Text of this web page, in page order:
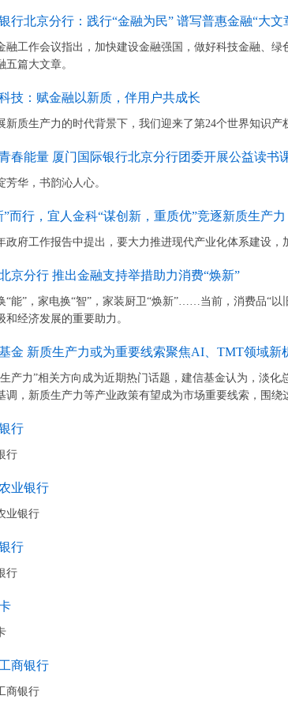
行北京分行：践行“金融为民” 谱写普惠金融“大文
融工作会议指出，加快建设金融强国，做好科技金融、绿
五篇大文章。
技：赋金融以新质，伴用户共成长
新质生产力的时代背景下，我们迎来了第24个世界知识产
春能量 厦门国际银行北京分行团委开展公益读书
芳华，书韵沁人心。
”而行，宜人金科“谋创新，重质优”竞逐新质生产力
政府工作报告中提出，要大力推进现代产业化体系建设，
京分行 推出金融支持举措助力消费“焕新”
“能”，家电换“智”，家装厨卫“焕新”……当前，消费品“以
和经济发展的重要助力。
金 新质生产力或为重要线索聚焦AI、TMT领域新
产力”相关方向成为近期热门话题，建信基金认为，淡化
调，新质生产力等产业政策有望成为市场重要线索，围绕
行
行
业银行
业银行
行
行
商银行
商银行